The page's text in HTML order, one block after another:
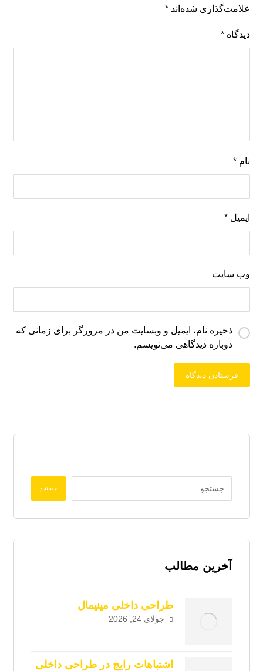
علامت‌گذاری شده‌اند*
دیدگاه*
نام*
ایمیل*
وب‌ سایت
ذخیره نام، ایمیل و وبسایت من در مرورگر برای زمانی که
دوباره دیدگاهی می‌نویسم.
آخرین مطالب
طراحی داخلی مینیمال
جولای 24, 2026
اشتباهات رایج در طراحی داخلی